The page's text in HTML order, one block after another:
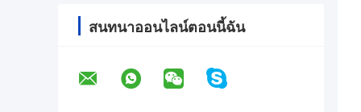
สนทนาออนไลน์ตอนนี้ฉัน